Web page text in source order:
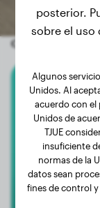
Otros perros
posterior.
sobre el uso
Algunos
Unidos. Al
acuerdo con el
Unidos de
TJUE
insuficiente
normas de la
datos sean
fines de control